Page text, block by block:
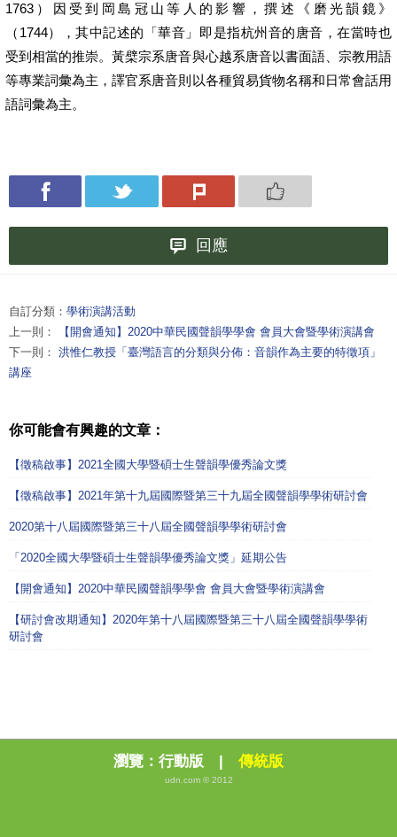
1763）因受到岡島冠山等人的影響，撰述《磨光韻鏡》
（1744），其中記述的「華音」即是指杭州音的唐音，在當時也
受到相當的推崇。黃檗宗系唐音與心越系唐音以書面語、宗教用語
等專業詞彙為主，譯官系唐音則以各種貿易貨物名稱和日常會話用
語詞彙為主。
回應
自訂分類： 學術演講活動
上一則：
【開會通知】2020中華民國聲韻學學會 會員大會暨學術演講會
下一則： 洪惟仁教授「臺灣語言的分類與分佈：音韻作為主要的特徵項」
講座
你可能會有興趣的文章：
【徵稿啟事】2021全國大學暨碩士生聲韻學優秀論文獎
【徵稿啟事】2021年第十九屆國際暨第三十九屆全國聲韻學學術研討會
2020第十八屆國際暨第三十八屆全國聲韻學學術研討會
「2020全國大學暨碩士生聲韻學優秀論文獎」延期公告
【開會通知】2020中華民國聲韻學學會 會員大會暨學術演講會
【研討會改期通知】2020年第十八屆國際暨第三十八屆全國聲韻學學術
研討會
瀏覽： 行動版 | 傳統版
udn.com © 2012